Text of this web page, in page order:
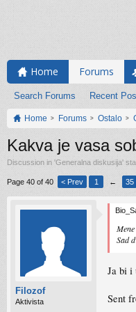
Home Forums
Search Forums Recent
Home Forums Ostalo
Kakva je vasa
Discussion in 'Generalna diskusija'
Page 40 of 40 < Prev 1 ← 35
Filozof
Aktivista
Sad
Ja bi i
Sent